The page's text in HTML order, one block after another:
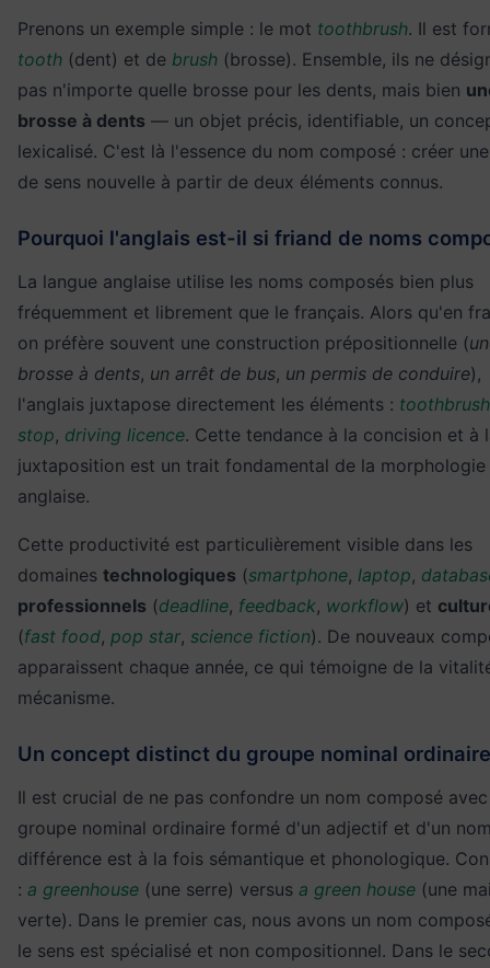
Prenons un exemple simple : le mot toothbrush. Il est
tooth (dent) et de brush (brosse). Ensemble, ils ne
pas n'importe quelle brosse pour les dents, mais bien
brosse à dents — un objet précis, identifiable, un
lexicalisé. C'est là l'essence du nom composé : créer
de sens nouvelle à partir de deux éléments connus.
Pourquoi l'anglais est-il si friand de noms
La langue anglaise utilise les noms composés bien plus
fréquemment et librement que le français. Alors qu'en
on préfère souvent une construction prépositionnelle (
brosse à dents, un arrêt de bus, un permis de conduire),
l'anglais juxtapose directement les éléments : toothbrush
stop, driving licence. Cette tendance à la concision et à
juxtaposition est un trait fondamental de la morphologie
anglaise.
Cette productivité est particulièrement visible dans les
domaines technologiques (smartphone, laptop,
professionnels (deadline, feedback, workflow) et
(fast food, pop star, science fiction). De nouveaux
apparaissent chaque année, ce qui témoigne de la
mécanisme.
Un concept distinct du groupe nominal ordinaire
Il est crucial de ne pas confondre un nom composé
groupe nominal ordinaire formé d'un adjectif et d'un
différence est à la fois sémantique et phonologique.
: a greenhouse (une serre) versus a green house (une
verte). Dans le premier cas, nous avons un nom
le sens est spécialisé et non compositionnel. Dans le